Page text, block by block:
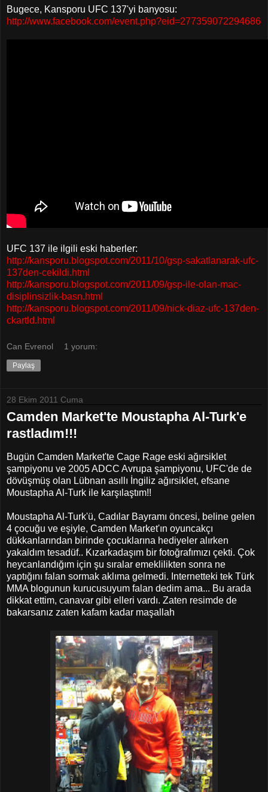
Bugece, Kansporu UFC 137'yi banyosu:
http://www.facebook.com/event.php?eid=277359072294686
UFC 137 ile ilgili eski haberler:
http://kansporu.blogspot.com/2011/10/gsp-sakatlanarak-ufc-
137den-cekildi.html
http://kansporu.blogspot.com/2011/09/gsp-ile-olan-mac-
disiplinsizlik-basn.html
http://kansporu.blogspot.com/2011/09/nick-diaz-ufc-137den-
ckartld.html
Can Evrenol 1 yorum:
Paylaş
28 Ekim 2011 Cuma
Camden Market'te Moustapha Al-Turk'e
rastladım!!!
Bugün Camden Market'te Cage Rage eski ağırsiklet
şampiyonu ve 2005 ADCC Avrupa şampiyonu, UFC'de de
dövüşmüş olan Lübnan asıllı İngiliz ağırsiklet, efsane
Moustapha Al-Turk ile karşılaştım!!
Moustapha Al-Turk'ü, Cadılar Bayramı öncesi, beline gelen
4 çocuğu ve eşiyle, Camden Market'ın oyuncakçı
dükkanlarından birinde çocuklarına hediyeler alırken
yakaldım tesadüf.. Kızarkadaşım bir fotoğrafımızı çekti. Çok
heycanlandığım için şu sıralar emeklilikten sonra ne
yaptığını falan sormak aklıma gelmedi. Internetteki tek Türk
MMA blogunun kurucusuyum falan dedim ama... Bu arada
dikkat ettim, canavar gibi elleri vardı. Zaten resimde de
bakarsanız zaten kafam kadar maşallah